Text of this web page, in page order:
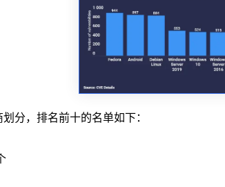
分，排名前十的名单如下：